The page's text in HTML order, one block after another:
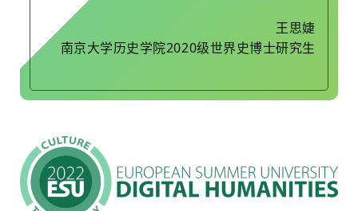
王思婕
南京大学历史学院2020级世界史博士研究生